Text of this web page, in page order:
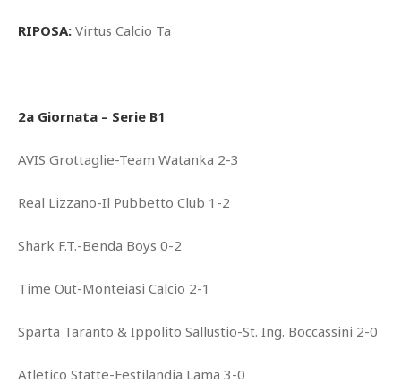
RIPOSA: Virtus Calcio Ta
2a Giornata – Serie B1
AVIS Grottaglie-Team Watanka 2-3
Real Lizzano-Il Pubbetto Club 1-2
Shark F.T.-Benda Boys 0-2
Time Out-Monteiasi Calcio 2-1
Sparta Taranto & Ippolito Sallustio-St. Ing. Boccassini 2-0
Atletico Statte-Festilandia Lama 3-0